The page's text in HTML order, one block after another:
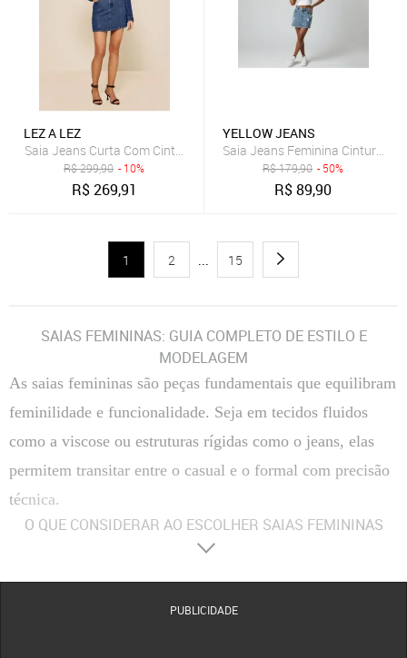
LEZ A LEZ
Saia Jeans Curta Com Cintura Alta
R$299,90 - 10%
R$269,91
YELLOW JEANS
Saia Jeans Feminina Cintura
R$179,90 - 50%
R$89,90
1 2 ... 15
SAIAS FEMININAS: GUIA COMPLETO DE ESTILO E
MODELAGEM
As saias femininas são peças fundamentais que equilibram
feminilidade e funcionalidade. Seja em tecidos fluidos
como a viscose ou estruturas rígidas como o jeans, elas
permitem transitar entre o casual e o formal com precisão
técnica.
O QUE CONSIDERAR AO ESCOLHER SAIAS FEMININAS
A escolha entre fibras naturais, como algodão e viscose, ou
Tecidos com elastano proporcionam maior flexibilidade, enquanto o crepe oferece uma
PUBLICIDADE